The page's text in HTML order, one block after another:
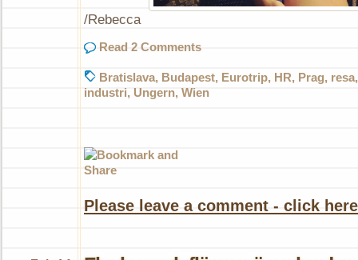
/Rebecca
Read 2 Comments
Bratislava, Budapest, Eurotrip, HR, Prag, resa
industri, Ungern, Wien
Please leave a comment - click